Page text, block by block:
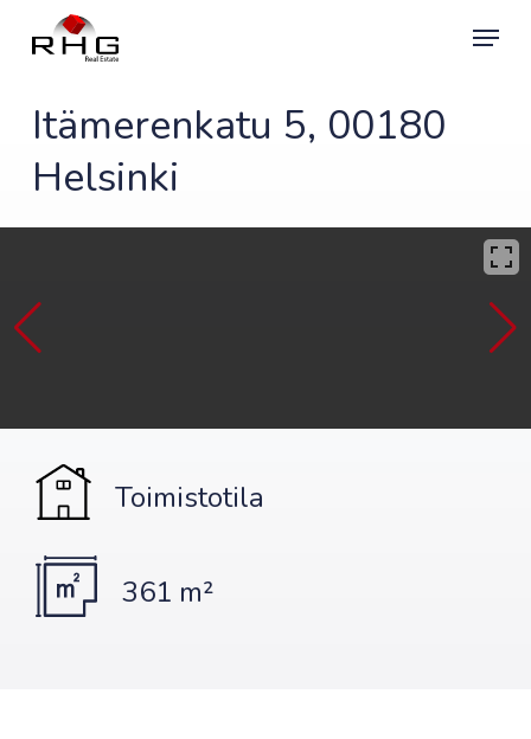
Menu
Itämerenkatu 5, 00180
Helsinki
Toimistotila
361 m²